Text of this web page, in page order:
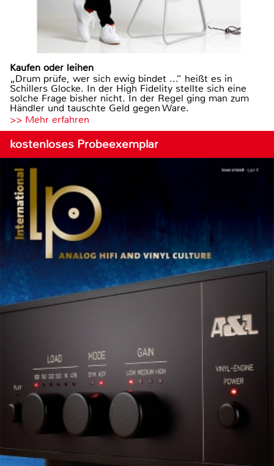
Kaufen oder leihen
„Drum prüfe, wer sich ewig bindet ...“ heißt es in
Schillers Glocke. In der High Fidelity stellte sich eine
solche Frage bisher nicht. In der Regel ging man zum
Händler und tauschte Geld gegen Ware.
>> Mehr erfahren
kostenloses Probeexemplar